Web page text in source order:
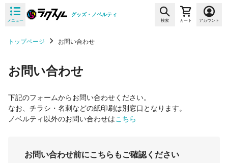
メニュー
グッズ・ノベルティ
検索 カート アカウント
トップページ お問い合わせ
お問い合わせ
下記のフォームからお問い合わせください。
なお、チラシ・名刺などの紙印刷は別窓口となります。
ノベルティ以外のお問い合わせはこちら
お問い合わせ前にこちらもご確認ください